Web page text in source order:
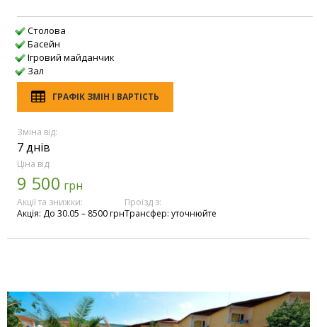
Столова
Басейн
Ігровий майданчик
Зал
ГРАФІК ЗМІН І ВАРТІСТЬ
Зміна від:
7 днів
Ціна від:
9 500 грн
Акції та знижки:
Акція: До 30.05 – 8500 грн
Проїзд з:
Трансфер: уточнюйте